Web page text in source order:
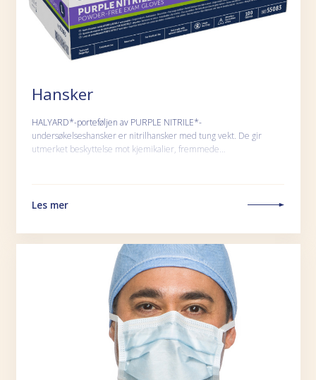
Hansker
HALYARD*-porteføljen av PURPLE NITRILE*-
undersøkelseshansker er nitrilhansker med tung vekt. De gir
utmerket beskyttelse mot kjemikalier, fremmede…
Les mer